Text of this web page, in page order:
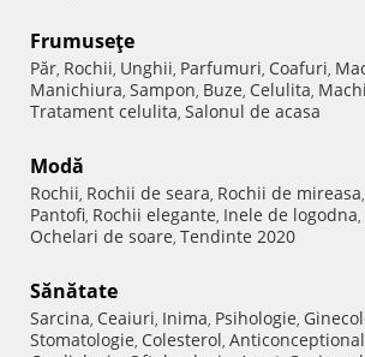
Frumuseţe
Păr, Rochii, Unghii, Parfumuri, Coafuri,
Manichiura, Sampon, Buze, Celulita,
Tratament celulita, Salonul de acasa
Modă
Rochii, Rochii de seara, Rochii de mireasa,
Pantofi, Rochii elegante, Inele de logodna,
Ochelari de soare, Tendinte 2020
Sănătate
Sarcina, Ceaiuri, Inima, Psihologie,
Stomatologie, Colesterol,